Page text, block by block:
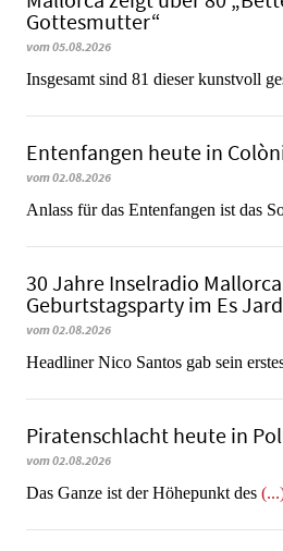
Gottesmutter“
vom 05.08.2026
Insgesamt sind 81 dieser kunstvoll
Entenfangen heute in
vom 02.08.2026
Anlass für das Entenfangen ist das
30 Jahre Inselradio
Geburtstagsparty im Es
vom 02.08.2026
Headliner Nico Santos gab sein
Piratenschlacht heute in
vom 02.08.2026
​​​​​​​Das Ganze ist der Höhepunkt des